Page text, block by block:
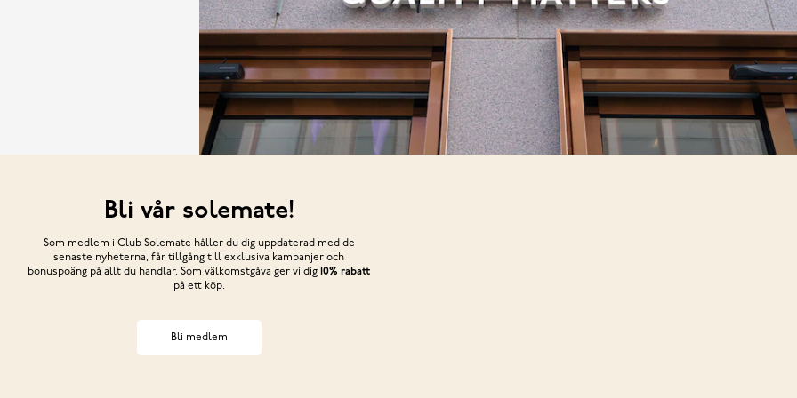
Bli vår solemate!
Som medlem i Club Solemate håller du dig uppdaterad med de
senaste nyheterna, får tillgång till exklusiva kampanjer och
bonuspoäng på allt du handlar. Som välkomstgåva ger vi dig 10% rabatt
på ett köp.
Bli medlem